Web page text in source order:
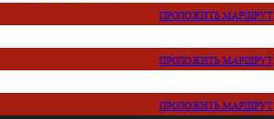
ПРОЛОЖИТЬ МАРШРУТ
ПРОЛОЖИТЬ МАРШРУТ
ПРОЛОЖИТЬ МАРШРУТ